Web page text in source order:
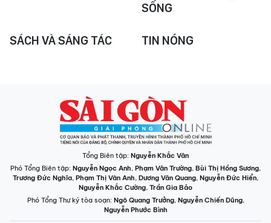
SỐNG
SÁCH VÀ SÁNG TÁC TIN NÓNG
Tổng Biên tập: Nguyễn Khắc Văn
Phó Tổng Biên tập: Nguyễn Ngọc Anh, Phạm Văn Trường, Bùi Thị Hồng Sương,
Trương Đức Nghĩa, Phạm Thị Vân Anh, Dương Văn Quang, Nguyễn Đức Hiển,
Nguyễn Khắc Cường, Trần Gia Bảo
Phó Tổng Thư ký tòa soạn: Ngô Quang Trưởng, Nguyễn Chiến Dũng,
Nguyễn Phước Bình